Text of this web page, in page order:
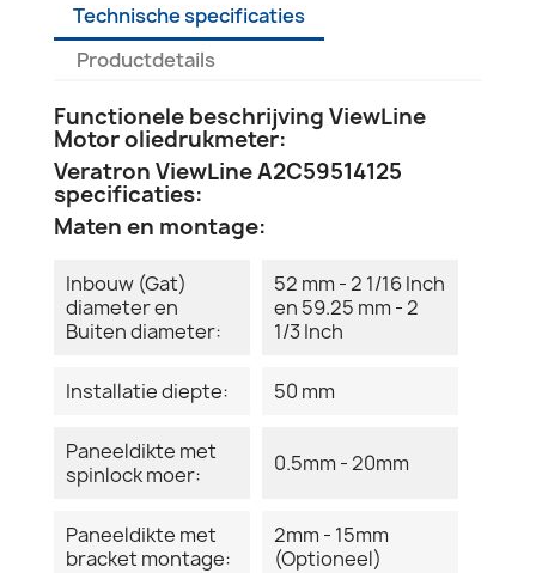
Technische specificaties
Productdetails
Functionele beschrijving ViewLine
Motor oliedrukmeter:
Veratron ViewLine A2C59514125
specificaties:
Maten en montage:
Inbouw (Gat)
diameter en
Buiten diameter:
52 mm - 2 1/16 Inch
en 59.25 mm - 2
1/3 Inch
Installatie diepte: 50 mm
Paneeldikte met
spinlock moer:
0.5mm - 20mm
Paneeldikte met
bracket montage:
2mm - 15mm
(Optioneel)